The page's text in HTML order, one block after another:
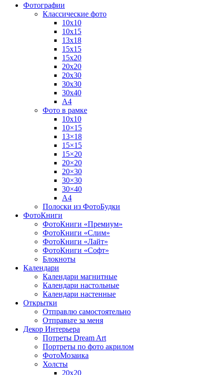
Фотографии
Классические фото
10х10
10х15
13х18
15х15
15х20
20х20
20х30
30х30
30х40
А4
Фото в рамке
10х10
10×15
13×18
15×15
15×20
20×20
20×30
30×30
30×40
A4
Полоски из ФотоБудки
ФотоКниги
ФотоКниги «Премиум»
ФотоКниги «Слим»
ФотоКниги «Лайт»
ФотоКниги «Софт»
Блокноты
Календари
Календари магнитные
Календари настольные
Календари настенные
Открытки
Отправлю самостоятельно
Отправьте за меня
Декор Интерьера
Потреты Dream Art
Портреты по фото акрилом
ФотоМозаика
Холсты
20х20